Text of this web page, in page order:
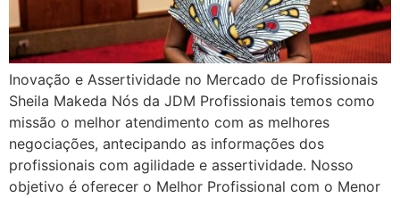
Inovação e Assertividade no Mercado de Profissionais
Sheila Makeda Nós da JDM Profissionais temos como
missão o melhor atendimento com as melhores
negociações, antecipando as informações dos
profissionais com agilidade e assertividade. Nosso
objetivo é oferecer o Melhor Profissional com o Menor